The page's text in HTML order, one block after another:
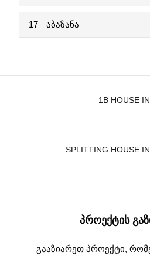
17 აბაზანა
1B HOUSE
SPLITTING HOUSE
ᲞᲠᲝᲔᲥᲢᲘᲡ
გააზიარეთ პროექტი,